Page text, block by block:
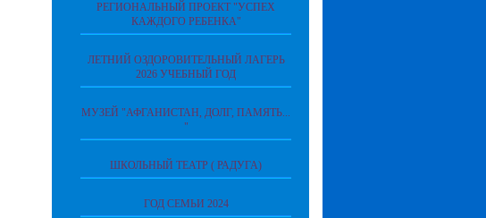
РЕГИОНАЛЬНЫЙ ПРОЕКТ "УСПЕХ
КАЖДОГО РЕБЕНКА"
ЛЕТНИЙ ОЗДОРОВИТЕЛЬНЫЙ ЛАГЕРЬ
2026 УЧЕБНЫЙ ГОД
МУЗЕЙ "АФГАНИСТАН, ДОЛГ, ПАМЯТЬ...
"
ШКОЛЬНЫЙ ТЕАТР ( РАДУГА)
ГОД СЕМЬИ 2024